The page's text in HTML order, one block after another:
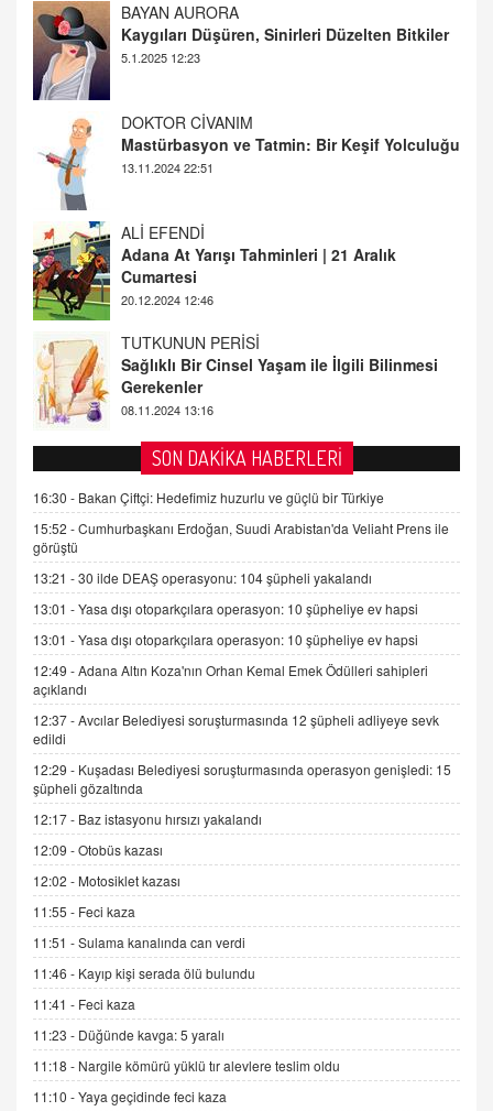
DOKTOR CİVANIM
Mastürbasyon ve Tatmin: Bir Keşif Yolculuğu
13.11.2024 22:51
ALİ EFENDİ
Adana At Yarışı Tahminleri | 21 Aralık
Cumartesi
TUTKUNUN PERİSİ
Sağlıklı Bir Cinsel Yaşam ile İlgili Bilinmesi
Gerekenler
08.11.2024 13:16
FARUK ÖNALAN
Tezkere Onaylanmasaydı…
2 Kasım 2021 Salı 00:11
AV. DOĞAN CAN DOĞAN
Kişisel verilerin korunması ve dijital hukukun
gelişimi
15.09.2025 16:17
SEHER EREK
Kış Ayları Geldi, Hangi Önlemler Alınmalı?
9.12.2025 10:11
İNCİ GÜL AKÖL
06.07.2026 13:00
ADEM AKÖL
Esed Destekçilerinin Yüzüne Vurulan Şamar:
Sednaya
11.12.2024 12:30
DR. EKREM ASLAN
Gerçek Ne, Algı Ne? "Beraber Yürüyoruz"
Cümlesinin Peşinden
19.07.2025 12:45
GÖNÜL MENEKŞE
Şifacının Yolu
04.11.2025 12:56
SON DAKİKA HABERLERİ
16:30 - Bakan Çiftçi: Hedefimiz huzurlu ve güçlü bir Türkiye
15:52 -Cumhurbaşkanı Erdoğan, Suudi Arabistan'da Veliaht Prens ile
görüştü
13:21 -30 ilde DEAŞ operasyonu: 104 şüpheli yakalandı
13:01 -Yasa dışı otoparkçılara operasyon: 10 şüpheliye ev hapsi
13:01 -Yasa dışı otoparkçılara operasyon: 10 şüpheliye ev hapsi
12:49 -Adana Altın Koza'nın Orhan Kemal Emek Ödülleri sahipleri
açıklandı
12:37 -Avcılar Belediyesi soruşturmasında 12 şüpheli adliyeye sevk
edildi
12:29 - Kuşadası Belediyesi soruşturmasında operasyon genişledi: 15
şüpheli gözaltında
12:17 - Baz istasyonu hırsızı yakalandı
12:09 -Otobüs kazası
12:02 - Motosiklet kazası
11:55 - Feci kaza
11:51 -Sulama kanalında can verdi
11:46 - Kayıp kişi serada ölü bulundu
11:41 - Feci kaza
11:23 - Düğünde kavga: 5 yaralı
11:18 - Nargile kömürü yüklü tır alevlere teslim oldu
11:10 -Yaya geçidinde feci kaza